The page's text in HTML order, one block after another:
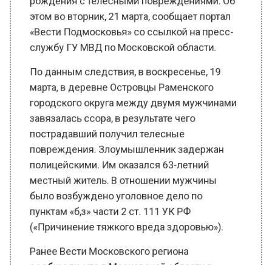
«Вести Подмосковья» со ссылкой на пресс-
службу ГУ МВД по Московской области.
По данным следствия, в воскресенье, 19
марта, в деревне Островцы Раменского
городского округа между двумя мужчинами
завязалась ссора, в результате чего
пострадавший получил телесные
повреждения. Злоумышленник задержан
полицейскими. Им оказался 63-летний
местный житель. В отношении мужчины
было возбуждено уголовное дело по
пунктам «б,з» части 2 ст. 111 УК РФ
(«Причинение тяжкого вреда здоровью»).
Ранее Вести Московского региона